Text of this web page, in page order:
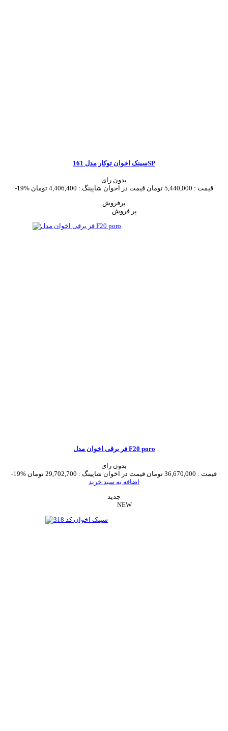
سینک اخوان توکار مدل 161SP
بدون رای
-19%
قیمت : 5,440,000 تومان قیمت در اخوان شاپینگ : 4,406,400 تومان
پرفروش
فر برقی اخوان مدل F20 poro
بدون رای
-19%
قیمت : 36,670,000 تومان قیمت در اخوان شاپینگ : 29,702,700 تومان
اضافه به سبد خرید
جدید
NEW